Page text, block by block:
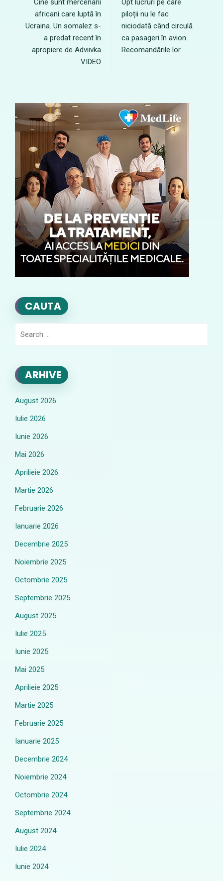
Cine sunt mercenarii
africani care luptă în
Ucraina. Un somalez s-
a predat recent în
apropiere de Adviivka
VIDEO
Opt lucruri pe care
piloții nu le fac
niciodată când circulă
ca pasageri în avion.
Recomandările lor
CAUTA
ARHIVE
August 2026
Iulie 2026
Iunie 2026
Mai 2026
Aprilieie 2026
Martie 2026
Februarie 2026
Ianuarie 2026
Decembrie 2025
Noiembrie 2025
Octombrie 2025
Septembrie 2025
August 2025
Iulie 2025
Iunie 2025
Mai 2025
Aprilieie 2025
Martie 2025
Februarie 2025
Ianuarie 2025
Decembrie 2024
Noiembrie 2024
Octombrie 2024
Septembrie 2024
August 2024
Iulie 2024
Iunie 2024